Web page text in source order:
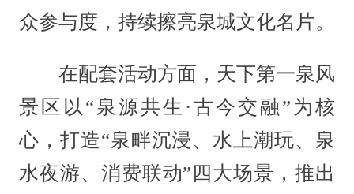
众参与度，持续擦亮泉城文化名片。
在配套活动方面，天下第一泉风
景区以“泉源共生·古今交融”为核
心，打造“泉畔沉浸、水上潮玩、泉
水夜游、消费联动”四大场景，推出